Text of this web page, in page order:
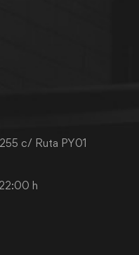
c/ Ruta PY01
h